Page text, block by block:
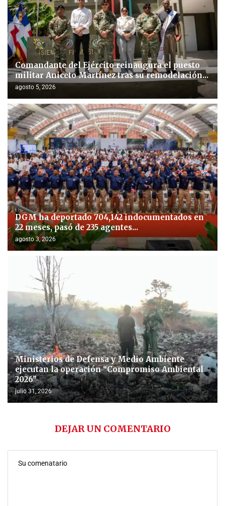
Comandante del Ejército reinaugura el puesto
militar Aniceto Martínez tras su remodelación...
agosto 5, 2026
DGM ha deportado 704,142 indocumentados en
22 meses, pasó de 235 agentes...
agosto 3, 2026
Ministerios de Defensa y Medio Ambiente
ejecutan la operación “Compromiso Ambiental
2026”
julio 31, 2026
DEJAR UN COMENTARIO